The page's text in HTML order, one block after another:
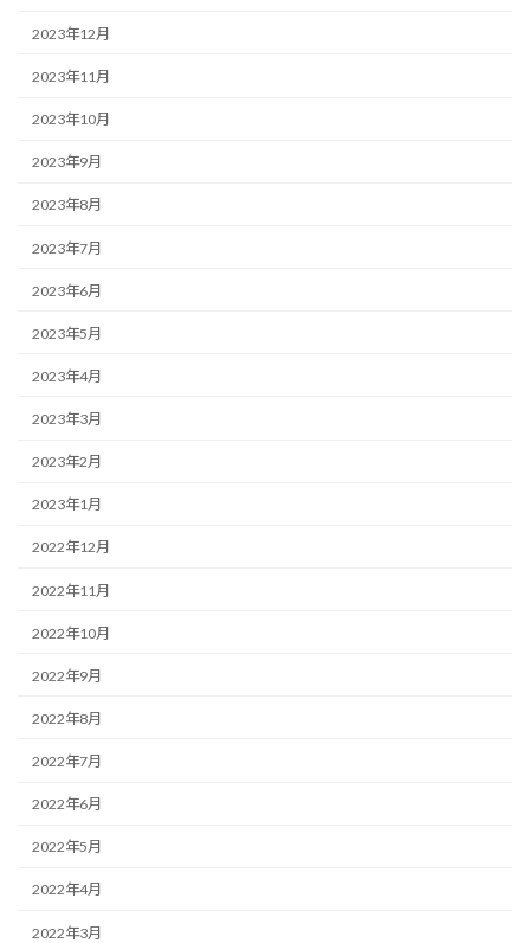
2023年12月
2023年11月
2023年10月
2023年9月
2023年8月
2023年7月
2023年6月
2023年5月
2023年4月
2023年3月
2023年2月
2023年1月
2022年12月
2022年11月
2022年10月
2022年9月
2022年8月
2022年7月
2022年6月
2022年5月
2022年4月
2022年3月